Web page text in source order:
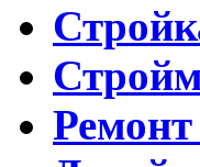
Ремонт